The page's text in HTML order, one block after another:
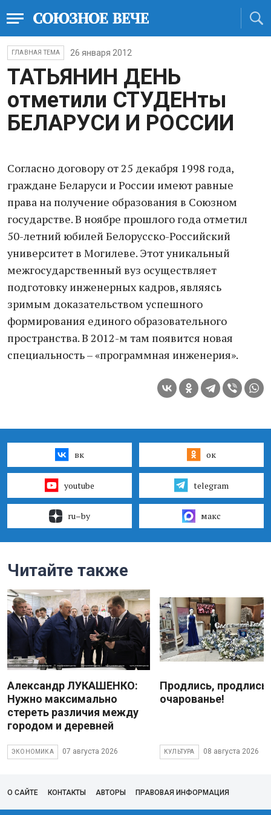
ГЛАВНАЯ ТЕМА 26 января 2012
ТАТЬЯНИН ДЕНЬ
отметили СТУДЕНты
БЕЛАРУСИ И РОССИИ
Согласно договору от 25 декабря 1998 года,
граждане Беларуси и России имеют равные
права на получение образования в Союзном
государстве. В ноябре прошлого года отметил
50-летний юбилей Белорусско-Российский
университет в Могилеве. Этот уникальный
межгосударственный вуз осуществляет
подготовку инженерных кадров, являясь
зримым доказательством успешного
формирования единого образовательного
пространства. В 2012-м там появится новая
специальность – «программная инженерия».
вк ок
youtube telegram
ru–by макс
Читайте также
Александр ЛУКАШЕНКО:
Нужно максимально
стереть различия между
городом и деревней
ЭКОНОМИКА 07 августа 2026
Продлись, продлись
очарованье!
КУЛЬТУРА 08 августа 2026
О САЙТЕ КОНТАКТЫ АВТОРЫ ПРАВОВАЯ ИНФОРМАЦИЯ